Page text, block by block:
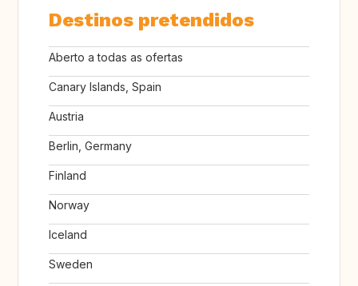
Destinos pretendidos
Aberto a todas as ofertas
Canary Islands, Spain
Austria
Berlin, Germany
Finland
Norway
Iceland
Sweden